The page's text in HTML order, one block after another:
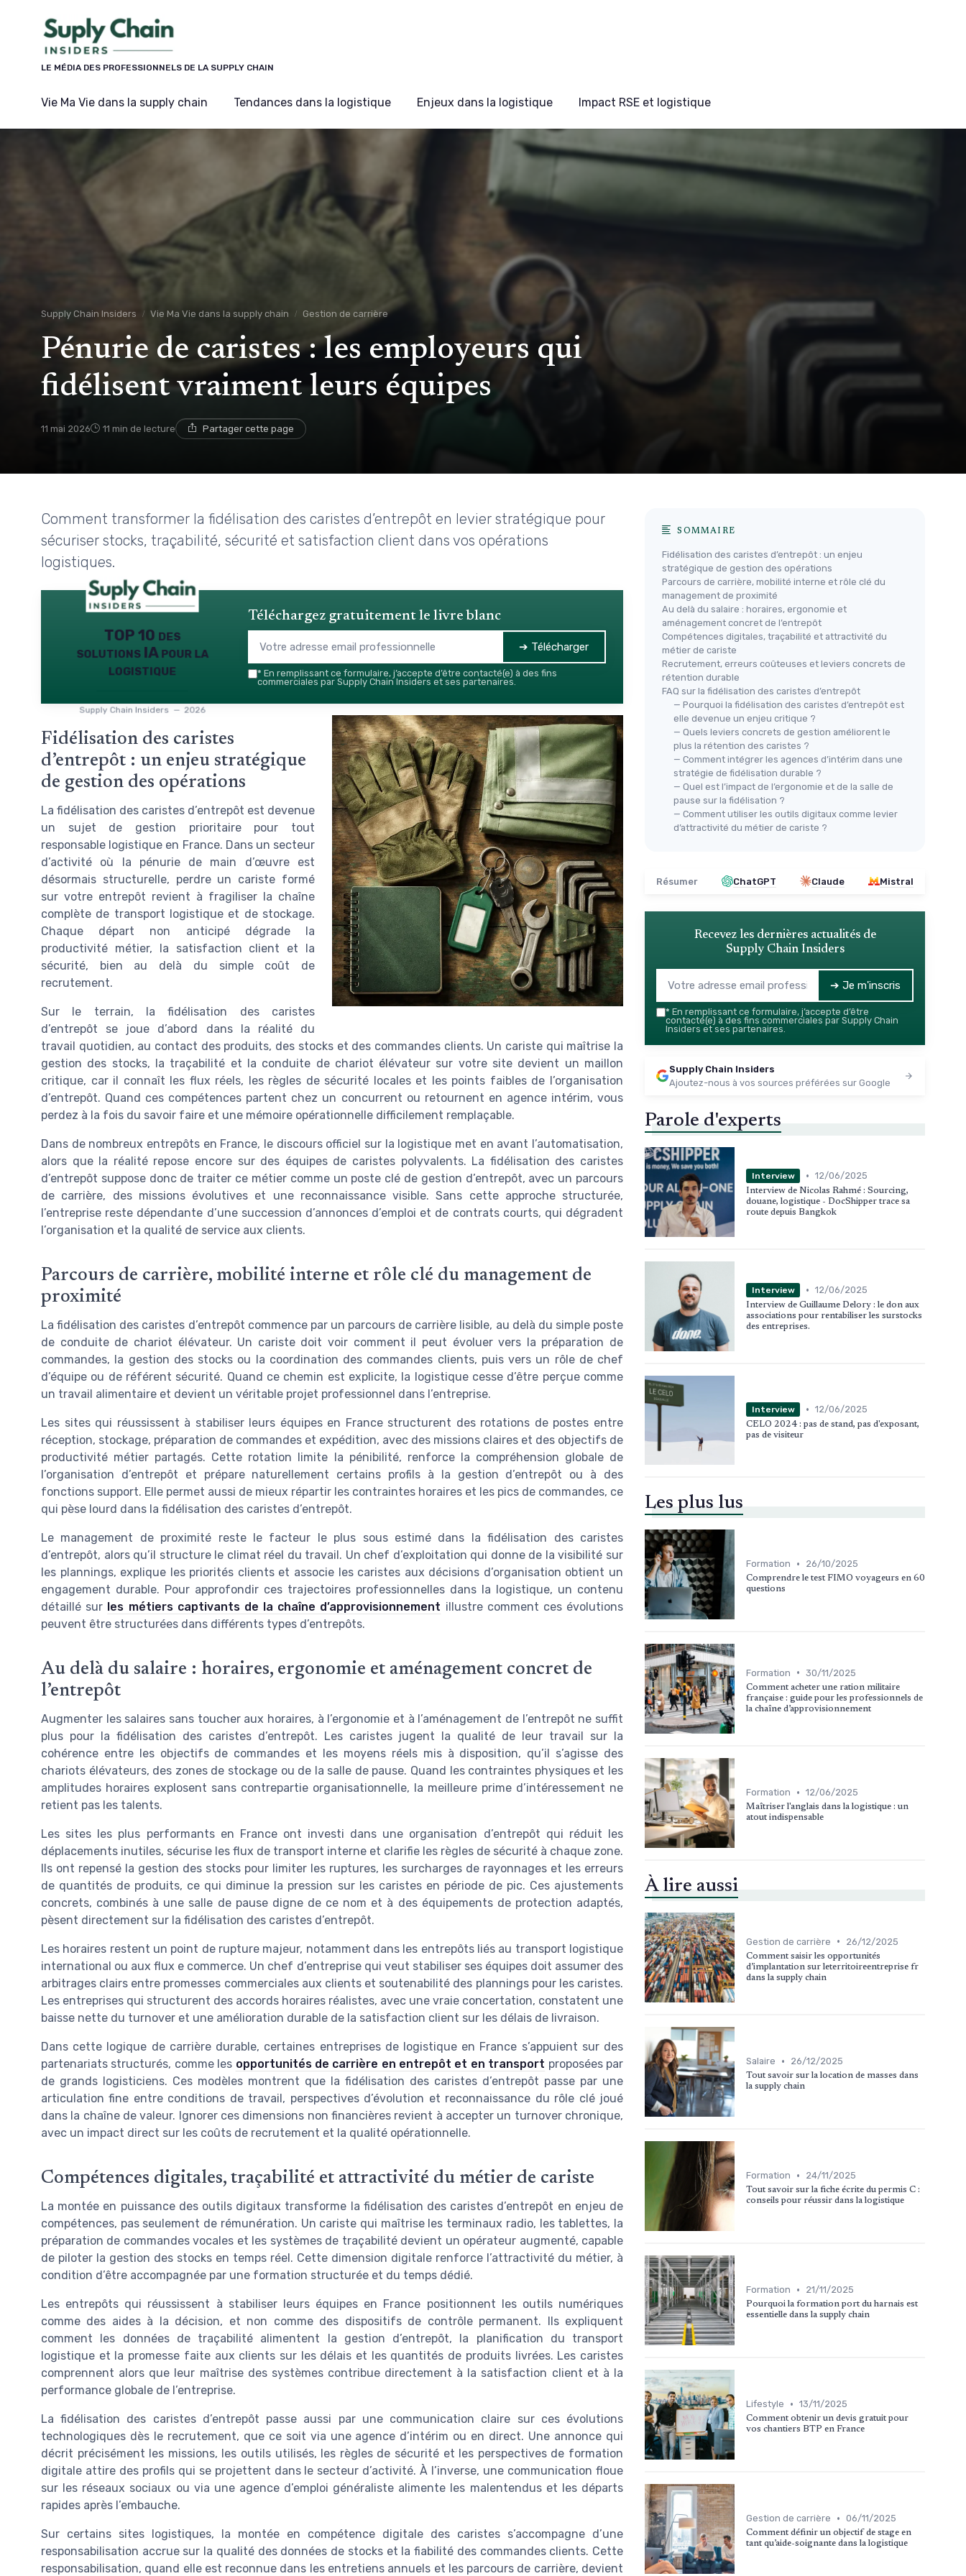
LE MÉDIA DES PROFESSIONNELS DE LA SUPPLY CHAIN
Vie Ma Vie dans la supply chain Tendances dans la logistique Enjeux dans la logistique Impact RSE et logistique
Supply Chain Insiders Vie Ma Vie dans la supply chain Gestion de carrière
Pénurie de caristes : les employeurs qui
fidélisent vraiment leurs équipes
11 mai 2026 11 min de lecture Partager cette page
Comment transformer la fidélisation des caristes d’entrepôt en levier stratégique pour
sécuriser stocks, traçabilité, sécurité et satisfaction client dans vos opérations
logistiques.
TOP 10 des
solutions IA pour la
logistique
Supply Chain Insiders — 2026
Téléchargez gratuitement le livre blanc
➔ Télécharger
* En remplissant ce formulaire, j’accepte d’être contacté(e) à des fins
commerciales par Supply Chain Insiders et ses partenaires.
Fidélisation des caristes
d’entrepôt : un enjeu stratégique
de gestion des opérations
La fidélisation des caristes d’entrepôt est devenue
un sujet de gestion prioritaire pour tout
responsable logistique en France. Dans un secteur
d’activité où la pénurie de main d’œuvre est
désormais structurelle, perdre un cariste formé
sur votre entrepôt revient à fragiliser la chaîne
complète de transport logistique et de stockage.
Chaque départ non anticipé dégrade la
productivité métier, la satisfaction client et la
sécurité, bien au delà du simple coût de
recrutement.
Sur le terrain, la fidélisation des caristes
d’entrepôt se joue d’abord dans la réalité du
travail quotidien, au contact des produits, des stocks et des commandes clients. Un cariste qui maîtrise la
gestion des stocks, la traçabilité et la conduite de chariot élévateur sur votre site devient un maillon
critique, car il connaît les flux réels, les règles de sécurité locales et les points faibles de l’organisation
d’entrepôt. Quand ces compétences partent chez un concurrent ou retournent en agence intérim, vous
perdez à la fois du savoir faire et une mémoire opérationnelle difficilement remplaçable.
Dans de nombreux entrepôts en France, le discours officiel sur la logistique met en avant l’automatisation,
alors que la réalité repose encore sur des équipes de caristes polyvalents. La fidélisation des caristes
d’entrepôt suppose donc de traiter ce métier comme un poste clé de gestion d’entrepôt, avec un parcours
de carrière, des missions évolutives et une reconnaissance visible. Sans cette approche structurée,
l’entreprise reste dépendante d’une succession d’annonces d’emploi et de contrats courts, qui dégradent
l’organisation et la qualité de service aux clients.
Parcours de carrière, mobilité interne et rôle clé du management de
proximité
La fidélisation des caristes d’entrepôt commence par un parcours de carrière lisible, au delà du simple poste
de conduite de chariot élévateur. Un cariste doit voir comment il peut évoluer vers la préparation de
commandes, la gestion des stocks ou la coordination des commandes clients, puis vers un rôle de chef
d’équipe ou de référent sécurité. Quand ce chemin est explicite, la logistique cesse d’être perçue comme
un travail alimentaire et devient un véritable projet professionnel dans l’entreprise.
Les sites qui réussissent à stabiliser leurs équipes en France structurent des rotations de postes entre
réception, stockage, préparation de commandes et expédition, avec des missions claires et des objectifs de
productivité métier partagés. Cette rotation limite la pénibilité, renforce la compréhension globale de
l’organisation d’entrepôt et prépare naturellement certains profils à la gestion d’entrepôt ou à des
fonctions support. Elle permet aussi de mieux répartir les contraintes horaires et les pics de commandes, ce
qui pèse lourd dans la fidélisation des caristes d’entrepôt.
Le management de proximité reste le facteur le plus sous estimé dans la fidélisation des caristes
d’entrepôt, alors qu’il structure le climat réel du travail. Un chef d’exploitation qui donne de la visibilité sur
les plannings, explique les priorités clients et associe les caristes aux décisions d’organisation obtient un
engagement durable. Pour approfondir ces trajectoires professionnelles dans la logistique, un contenu
détaillé sur les métiers captivants de la chaîne d’approvisionnement illustre comment ces évolutions
peuvent être structurées dans différents types d’entrepôts.
Au delà du salaire : horaires, ergonomie et aménagement concret de
l’entrepôt
Augmenter les salaires sans toucher aux horaires, à l’ergonomie et à l’aménagement de l’entrepôt ne suffit
plus pour la fidélisation des caristes d’entrepôt. Les caristes jugent la qualité de leur travail sur la
cohérence entre les objectifs de commandes et les moyens réels mis à disposition, qu’il s’agisse des
chariots élévateurs, des zones de stockage ou de la salle de pause. Quand les contraintes physiques et les
amplitudes horaires explosent sans contrepartie organisationnelle, la meilleure prime d’intéressement ne
retient pas les talents.
Les sites les plus performants en France ont investi dans une organisation d’entrepôt qui réduit les
déplacements inutiles, sécurise les flux de transport interne et clarifie les règles de sécurité à chaque zone.
Ils ont repensé la gestion des stocks pour limiter les ruptures, les surcharges de rayonnages et les erreurs
de quantités de produits, ce qui diminue la pression sur les caristes en période de pic. Ces ajustements
concrets, combinés à une salle de pause digne de ce nom et à des équipements de protection adaptés,
pèsent directement sur la fidélisation des caristes d’entrepôt.
Les horaires restent un point de rupture majeur, notamment dans les entrepôts liés au transport logistique
international ou aux flux e commerce. Un chef d’entreprise qui veut stabiliser ses équipes doit assumer des
arbitrages clairs entre promesses commerciales aux clients et soutenabilité des plannings pour les caristes.
Les entreprises qui structurent des accords horaires réalistes, avec une vraie concertation, constatent une
baisse nette du turnover et une amélioration durable de la satisfaction client sur les délais de livraison.
Dans cette logique de carrière durable, certaines entreprises de logistique en France s’appuient sur des
partenariats structurés, comme les opportunités de carrière en entrepôt et en transport proposées par
de grands logisticiens. Ces modèles montrent que la fidélisation des caristes d’entrepôt passe par une
articulation fine entre conditions de travail, perspectives d’évolution et reconnaissance du rôle clé joué
dans la chaîne de valeur. Ignorer ces dimensions non financières revient à accepter un turnover chronique,
avec un impact direct sur les coûts de recrutement et la qualité opérationnelle.
Compétences digitales, traçabilité et attractivité du métier de cariste
La montée en puissance des outils digitaux transforme la fidélisation des caristes d’entrepôt en enjeu de
compétences, pas seulement de rémunération. Un cariste qui maîtrise les terminaux radio, les tablettes, la
préparation de commandes vocales et les systèmes de traçabilité devient un opérateur augmenté, capable
de piloter la gestion des stocks en temps réel. Cette dimension digitale renforce l’attractivité du métier, à
condition d’être accompagnée par une formation structurée et du temps dédié.
Les entrepôts qui réussissent à stabiliser leurs équipes en France positionnent les outils numériques
comme des aides à la décision, et non comme des dispositifs de contrôle permanent. Ils expliquent
comment les données de traçabilité alimentent la gestion d’entrepôt, la planification du transport
logistique et la promesse faite aux clients sur les délais et les quantités de produits livrées. Les caristes
comprennent alors que leur maîtrise des systèmes contribue directement à la satisfaction client et à la
performance globale de l’entreprise.
La fidélisation des caristes d’entrepôt passe aussi par une communication claire sur ces évolutions
technologiques dès le recrutement, que ce soit via une agence d’intérim ou en direct. Une annonce qui
décrit précisément les missions, les outils utilisés, les règles de sécurité et les perspectives de formation
digitale attire des profils qui se projettent dans le secteur d’activité. À l’inverse, une communication floue
sur les réseaux sociaux ou via une agence d’emploi généraliste alimente les malentendus et les départs
rapides après l’embauche.
Sur certains sites logistiques, la montée en compétence digitale des caristes s’accompagne d’une
responsabilisation accrue sur la qualité des données de stocks et la fiabilité des commandes clients. Cette
responsabilisation, quand elle est reconnue dans les entretiens annuels et les parcours de carrière, devient
SOMMAIRE
Fidélisation des caristes d’entrepôt : un enjeu
stratégique de gestion des opérations
Parcours de carrière, mobilité interne et rôle clé du
management de proximité
Au delà du salaire : horaires, ergonomie et
aménagement concret de l’entrepôt
Compétences digitales, traçabilité et attractivité du
métier de cariste
Recrutement, erreurs coûteuses et leviers concrets de
rétention durable
FAQ sur la fidélisation des caristes d’entrepôt
— Pourquoi la fidélisation des caristes d’entrepôt est
elle devenue un enjeu critique ?
— Quels leviers concrets de gestion améliorent le
plus la rétention des caristes ?
— Comment intégrer les agences d’intérim dans une
stratégie de fidélisation durable ?
— Quel est l’impact de l’ergonomie et de la salle de
pause sur la fidélisation ?
— Comment utiliser les outils digitaux comme levier
d’attractivité du métier de cariste ?
Résumer ChatGPT Claude Mistral
Recevez les dernières actualités de
Supply Chain Insiders
➔ Je m'inscris
* En remplissant ce formulaire, j’accepte d’être
contacté(e) à des fins commerciales par Supply Chain
Insiders et ses partenaires.
Supply Chain Insiders
Ajoutez-nous à vos sources préférées sur Google
Parole d'experts
Interview • 12/06/2025
Interview de Nicolas Rahmé : Sourcing,
douane, logistique - DocShipper trace sa
route depuis Bangkok
Interview • 12/06/2025
Interview de Guillaume Delory : le don aux
associations pour rentabiliser les surstocks
des entreprises.
Interview • 12/06/2025
CELO 2024 : pas de stand, pas d'exposant,
pas de visiteur
Les plus lus
Formation • 26/10/2025
Comprendre le test FIMO voyageurs en 60
questions
Formation • 30/11/2025
Comment acheter une ration militaire
française : guide pour les professionnels de
la chaîne d’approvisionnement
Formation • 12/06/2025
Maîtriser l'anglais dans la logistique : un
atout indispensable
À lire aussi
Gestion de carrière • 26/12/2025
Comment saisir les opportunités
d’implantation sur leterritoireentreprise fr
dans la supply chain
Salaire • 26/12/2025
Tout savoir sur la location de masses dans
la supply chain
Formation • 24/11/2025
Tout savoir sur la fiche écrite du permis C :
conseils pour réussir dans la logistique
Formation • 21/11/2025
Pourquoi la formation port du harnais est
essentielle dans la supply chain
Lifestyle • 13/11/2025
Comment obtenir un devis gratuit pour
vos chantiers BTP en France
Gestion de carrière • 06/11/2025
Comment définir un objectif de stage en
tant qu’aide-soignante dans la logistique